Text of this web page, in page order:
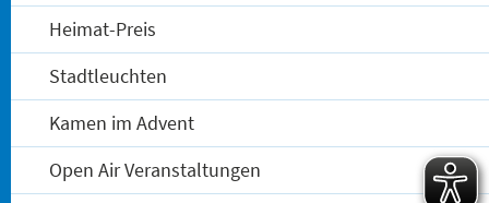
Heimat-Preis
Stadtleuchten
Kamen im Advent
Open Air Veranstaltungen